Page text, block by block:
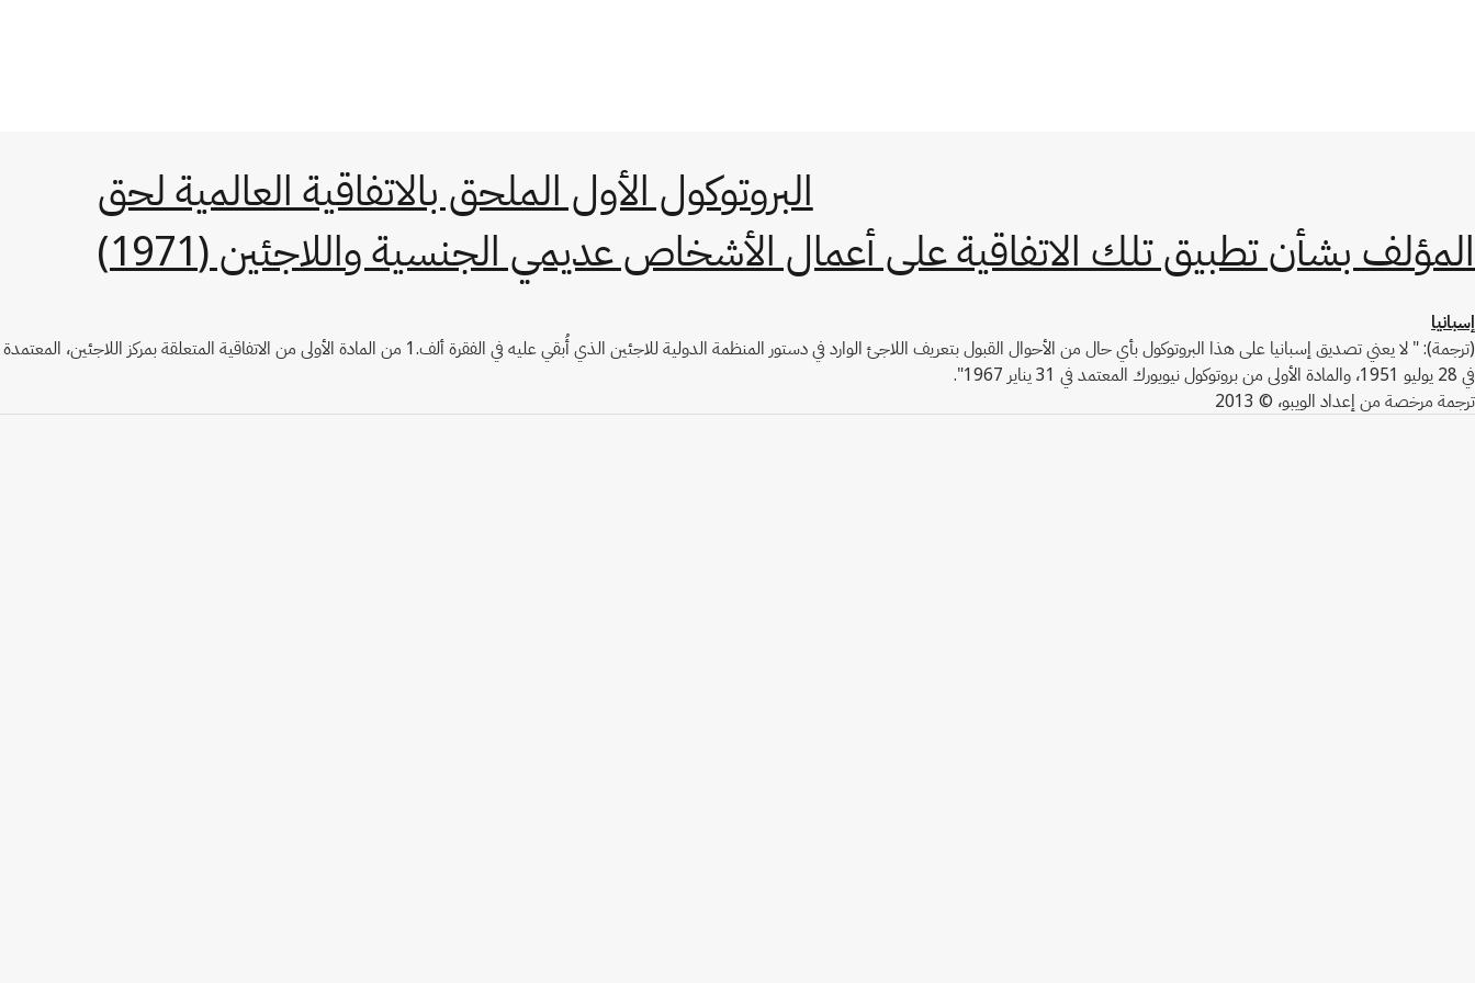
البروتوكول الأول الملحق بالاتفاقية العالمية لحق
المؤلف بشأن تطبيق تلك الاتفاقية على أعمال الأشخاص عديمي الجنسية واللاجئين (1971)
إسبانيا
(ترجمة): " لا يعني تصديق إسبانيا على هذا البروتوكول بأي حال من الأحوال القبول بتعريف اللاجئ الوارد في دستور المنظمة الدولية للاجئين الذي أُبقي عليه في الفقرة ألف.1 من المادة الأولى من ‎الاتفاقية المتعلقة بمركز اللاجئين‏، المعتمدة
في 28 يوليو 1951، والمادة الأولى من بروتوكول نيويورك المعتمد في 31 يناير 1967".
ترجمة مرخصة من إعداد الويبو، © 2013